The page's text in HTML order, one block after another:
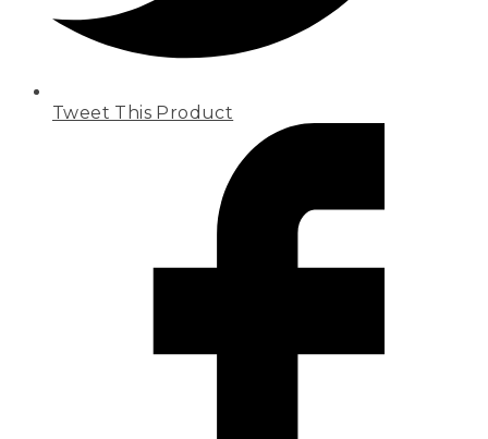
Tweet This Product